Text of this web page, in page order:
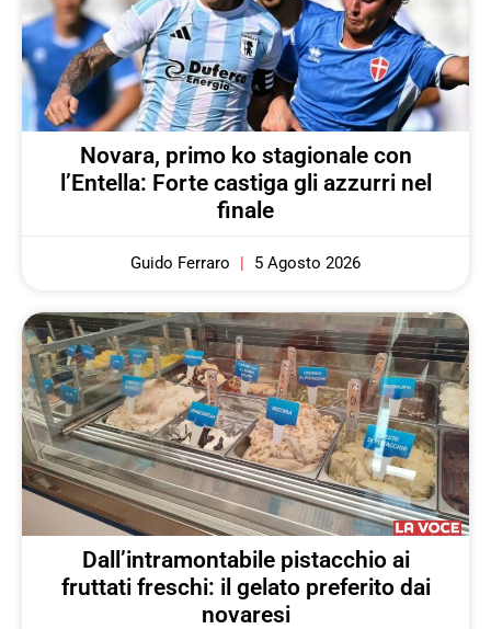
Novara, primo ko stagionale con
l’Entella: Forte castiga gli azzurri nel
finale
Guido Ferraro 5 Agosto 2026
Dall’intramontabile pistacchio ai
fruttati freschi: il gelato preferito dai
novaresi